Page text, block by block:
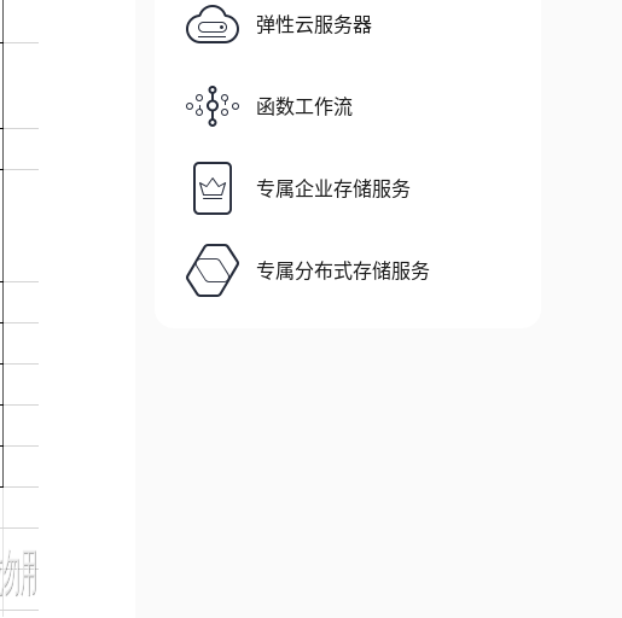
弹性云服务器
函数工作流
专属企业存储服务
专属分布式存储服务